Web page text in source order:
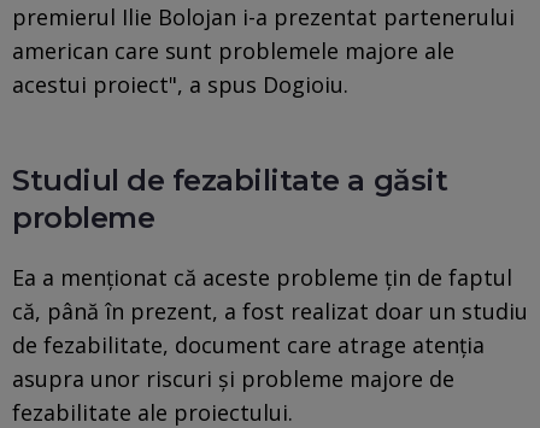
premierul Ilie Bolojan i-a prezentat partenerului
american care sunt problemele majore ale
acestui proiect", a spus Dogioiu.
Studiul de fezabilitate a găsit
probleme
Ea a menționat că aceste probleme țin de faptul
că, până în prezent, a fost realizat doar un studiu
de fezabilitate, document care atrage atenția
asupra unor riscuri și probleme majore de
fezabilitate ale proiectului.